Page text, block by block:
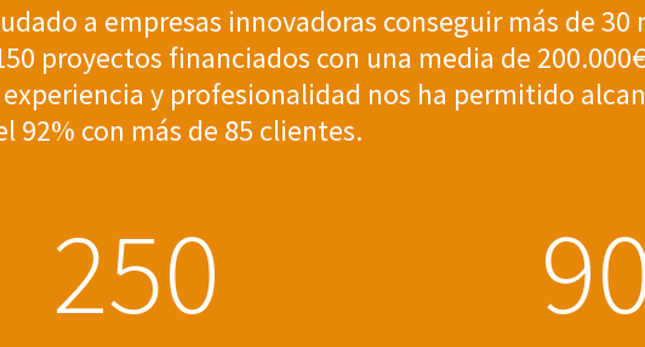
a empresas innovadoras conseguir más de 30
proyectos financiados con una media de
y profesionalidad nos ha permitido
92% con más de 85 clientes.
250 9